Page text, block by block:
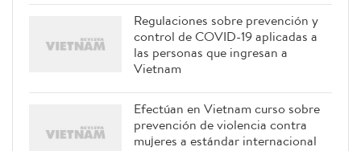
Regulaciones sobre prevención y
control de COVID-19 aplicadas a
las personas que ingresan a
Vietnam
Efectúan en Vietnam curso sobre
prevención de violencia contra
mujeres a estándar internacional